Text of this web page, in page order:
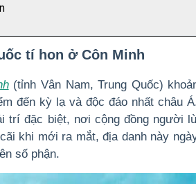
tí hon ở Côn Minh
(tỉnh Vân Nam, Trung Quốc)
đến kỳ lạ và độc đáo nhất châu
trí đặc biệt, nơi cộng đồng người
khi mới ra mắt, địa danh này
số phận.